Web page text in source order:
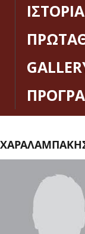
ΙΣΤΟΡΙΑ